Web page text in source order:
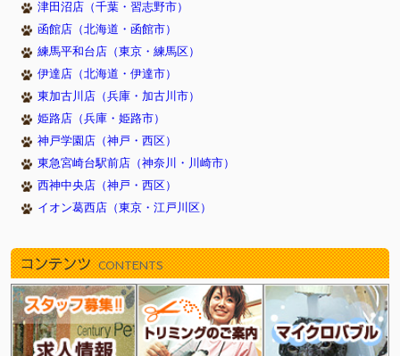
津田沼店（千葉・習志野市）
函館店（北海道・函館市）
練馬平和台店（東京・練馬区）
伊達店（北海道・伊達市）
東加古川店（兵庫・加古川市）
姫路店（兵庫・姫路市）
神戸学園店（神戸・西区）
東急宮崎台駅前店（神奈川・川崎市）
西神中央店（神戸・西区）
イオン葛西店（東京・江戸川区）
コンテンツ CONTENTS